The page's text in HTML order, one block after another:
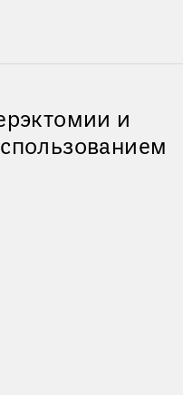
и